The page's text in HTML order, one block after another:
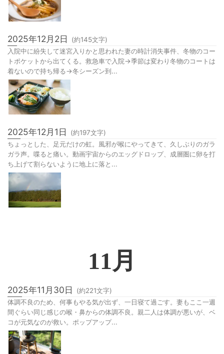
2025年12月2日 (約145文字)
入院中に紛失して迷宮入りかと思われた妻の時計消失事件、冬物のコー
トポケットから出てくる。救急車で入院→季節は変わり冬物のコートは
着ないので持ち帰る→冬シーズン到...
2025年12月1日 (約197文字)
ちょっとした、足元だけの虹。風邪が喉にやってきて、久しぶりのガラ
ガラ声。喋ると痛い。動画宇宙からのエッグドロップ、成層圏に卵を打
ち上げて割らないように地上に落と...
11月
2025年11月30日 (約221文字)
体調不良のため、何事もやる気が出ず、一日寝て過ごす。妻もここ一週
間ぐらい同じ感じの喉・鼻からの体調不良。親二人は体調が悪いが、ベ
コが元気なのが救い。ポップアップ...